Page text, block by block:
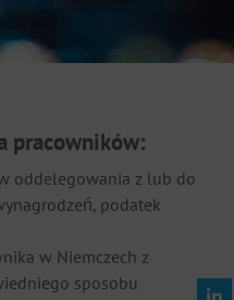
pracowników:
oddelegowania z lub do
podatek
w Niemczech z
sposobu